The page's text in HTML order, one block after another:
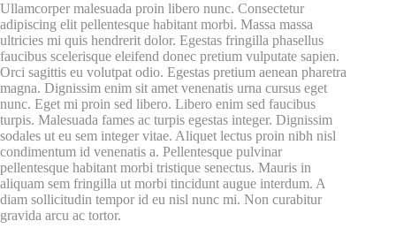
Ullamcorper malesuada proin libero nunc. Consectetur
adipiscing elit pellentesque habitant morbi. Massa massa
ultricies mi quis hendrerit dolor. Egestas fringilla phasellus
faucibus scelerisque eleifend donec pretium vulputate sapien.
Orci sagittis eu volutpat odio. Egestas pretium aenean pharetra
magna. Dignissim enim sit amet venenatis urna cursus eget
nunc. Eget mi proin sed libero. Libero enim sed faucibus
turpis. Malesuada fames ac turpis egestas integer. Dignissim
sodales ut eu sem integer vitae. Aliquet lectus proin nibh nisl
condimentum id venenatis a. Pellentesque pulvinar
pellentesque habitant morbi tristique senectus. Mauris in
aliquam sem fringilla ut morbi tincidunt augue interdum. A
diam sollicitudin tempor id eu nisl nunc mi. Non curabitur
gravida arcu ac tortor.